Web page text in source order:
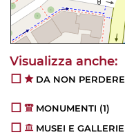
DA NON PERDERE
MONUMENTI (1)
MUSEI E GALLERIE